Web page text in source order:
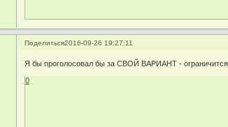
Поделиться2016-09-26 19:27:11
Я бы проголосовал бы за СВОЙ ВАРИАНТ -
0